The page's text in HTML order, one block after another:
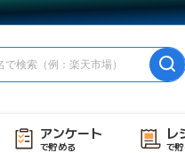
アンケート
で貯める
レ
で